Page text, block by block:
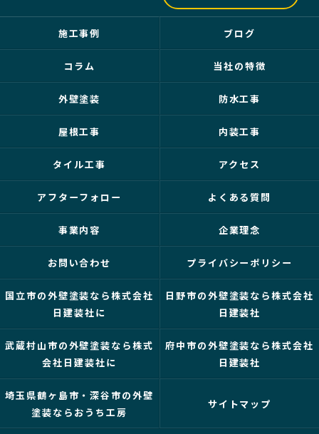
施工事例 ブログ
コラム 当社の特徴
外壁塗装 防水工事
屋根工事 内装工事
タイル工事 アクセス
アフターフォロー よくある質問
事業内容 企業理念
お問い合わせ プライバシーポリシー
国立市の外壁塗装なら株式会社
日建装社に
日野市の外壁塗装なら株式会社
日建装社
武蔵村山市の外壁塗装なら株式
会社日建装社に
府中市の外壁塗装なら株式会社
日建装社
埼玉県鶴ヶ島市・深谷市の外壁
塗装ならおうち工房
サイトマップ